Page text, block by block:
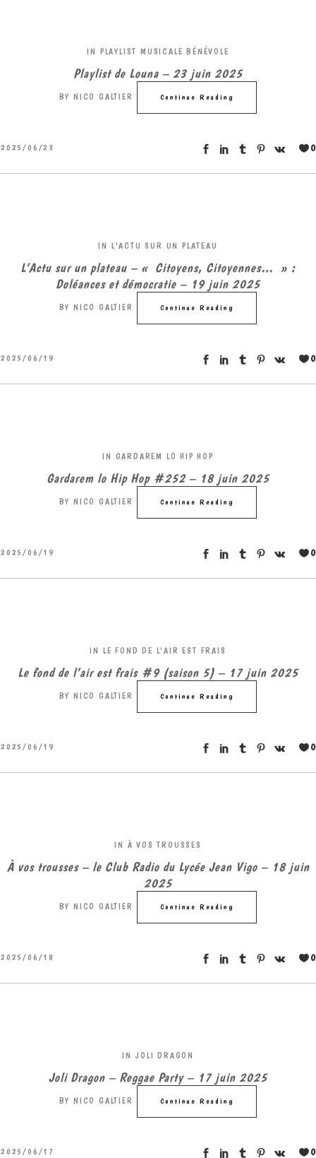
IN PLAYLIST MUSICALE BÉNÉVOLE
Playlist de Louna – 23 juin 2025
BY NICO GALTIER Continue Reading
2025/06/23 0
IN L'ACTU SUR UN PLATEAU
L’Actu sur un plateau – « Citoyens, Citoyennes… » :
Doléances et démocratie – 19 juin 2025
BY NICO GALTIER Continue Reading
2025/06/19 0
IN GARDAREM LO HIP HOP
Gardarem lo Hip Hop #252 – 18 juin 2025
BY NICO GALTIER Continue Reading
2025/06/19 0
IN LE FOND DE L'AIR EST FRAIS
Le fond de l’air est frais #9 (saison 5) – 17 juin 2025
BY NICO GALTIER Continue Reading
2025/06/19 0
IN À VOS TROUSSES
À vos trousses – le Club Radio du Lycée Jean Vigo – 18 juin
2025
BY NICO GALTIER Continue Reading
2025/06/18 0
IN JOLI DRAGON
Joli Dragon – Reggae Party – 17 juin 2025
BY NICO GALTIER Continue Reading
2025/06/17 0